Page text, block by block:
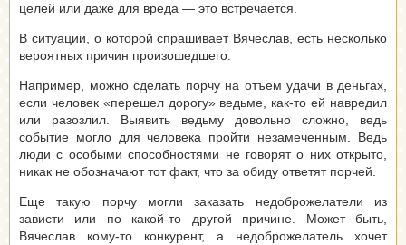
целей или даже для вреда — это встречается.
В ситуации, о которой спрашивает Вячеслав, есть несколько
вероятных причин произошедшего.
Например, можно сделать порчу на отъем удачи в деньгах,
если человек «перешел дорогу» ведьме, как-то ей навредил
или разозлил. Выявить ведьму довольно сложно, ведь
событие могло для человека пройти незамеченным. Ведь
люди с особыми способностями не говорят о них открыто,
никак не обозначают тот факт, что за обиду ответят порчей.
Еще такую порчу могли заказать недоброжелатели из
зависти или по какой-то другой причине. Может быть,
Вячеслав кому-то конкурент, а недоброжелатель хочет